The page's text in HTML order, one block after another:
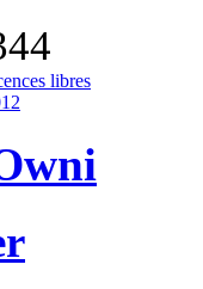
libres